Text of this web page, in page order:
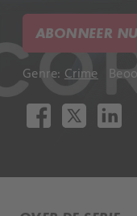
ABONNEER NU
Genre: Crime